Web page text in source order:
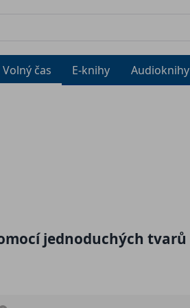
Volný čas E-knihy Audioknihy
jednoduchých tvarů